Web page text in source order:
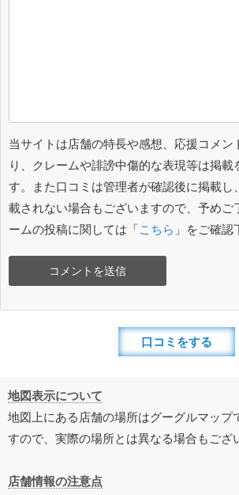
当サイトは店舗の特長や感想、応援コメン
り、クレームや誹謗中傷的な表現等は掲載
す。また口コミは管理者が確認後に掲載し
載されない場合もございますので、予めご
ームの投稿に関しては「こちら 」をご確認
口コミをする
地図表示について
地図上にある店舗の場所はグーグルマップ
すので、実際の場所とは異なる場合もござ
店舗情報の注意点